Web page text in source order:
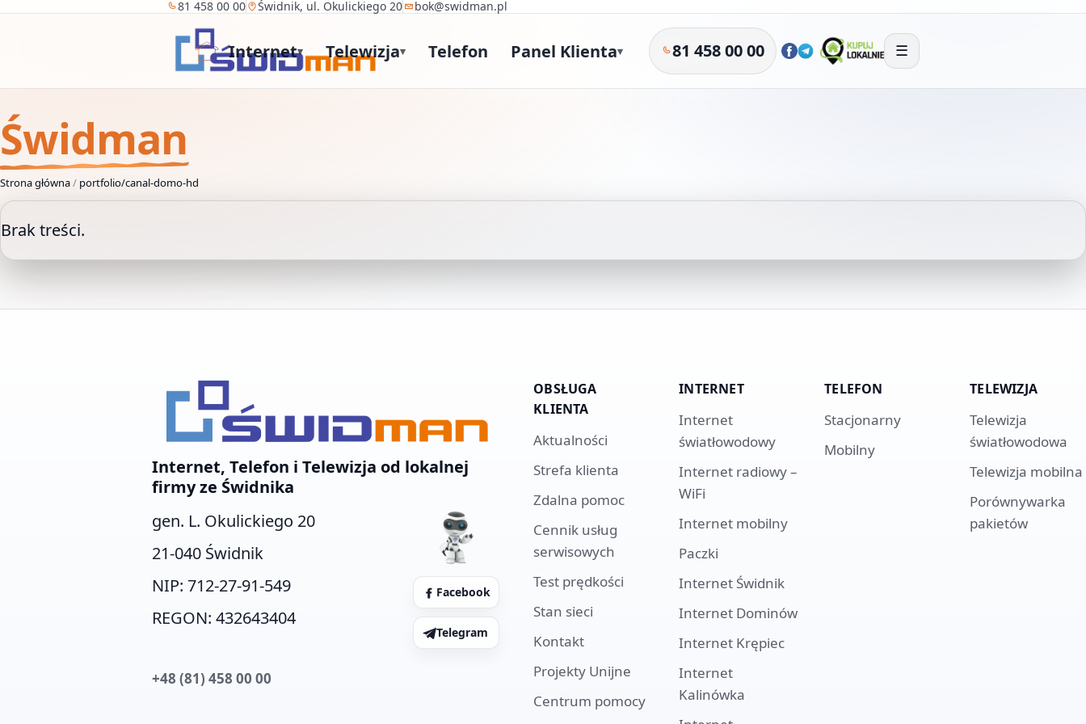
81 458 00 00 Świdnik, ul. Okulickiego 20 bok@swidman.pl
Internet▾ Telewizja▾ Telefon Panel Klienta▾ 81 458 00 00 ☰
Świdman
Strona główna/ portfolio/canal-domo-hd
Brak treści.
Internet, Telefon i Telewizja od lokalnej
firmy ze Świdnika
gen. L. Okulickiego 20
21-040 Świdnik
NIP: 712-27-91-549
REGON: 432643404
Facebook
Telegram
+48 (81) 458 00 00
OBSŁUGA
KLIENTA
Aktualności
Strefa klienta
Zdalna pomoc
Cennik usług
serwisowych
Test prędkości
Stan sieci
Kontakt
Projekty Unijne
Centrum pomocy
INTERNET
Internet
światłowodowy
Internet radiowy –
WiFi
Internet mobilny
Paczki
Internet Świdnik
Internet Dominów
Internet Krępiec
Internet
Kalinówka
TELEFON
Stacjonarny
Mobilny
TELEWIZJA
Telewizja
światłowodowa
Telewizja mobilna
Porównywarka
pakietów